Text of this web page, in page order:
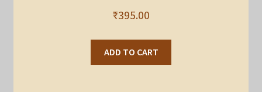
₹395.00
ADD TO CART